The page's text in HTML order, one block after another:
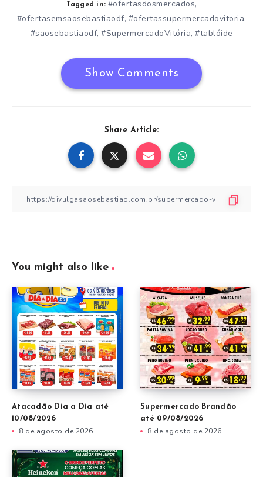
Tagged in: #ofertasdosmercados,
#ofertasemsaosebastiaodf, #ofertassupermercadovitoria,
#saosebastiaodf, #SupermercadoVitória, #tablóide
Show Comments
Share Article:
You might also like
Atacadão Dia a Dia até
10/08/2026
8 de agosto de 2026
Supermercado Brandão
até 09/08/2026
8 de agosto de 2026